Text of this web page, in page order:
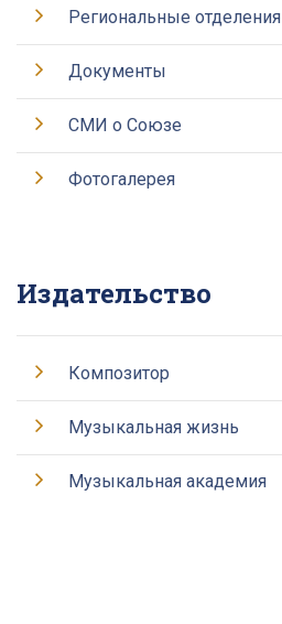
Региональные отделения
Документы
СМИ о Союзе
Фотогалерея
Издательство
Композитор
Музыкальная жизнь
Музыкальная академия